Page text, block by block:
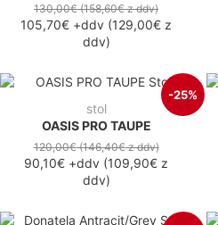
130,00€(158,60€z ddv)
105,70€ +ddv (129,00€ z
ddv)
-25%
stol
OASIS PRO TAUPE
120,00€(146,40€z ddv)
90,10€ +ddv (109,90€ z
ddv)